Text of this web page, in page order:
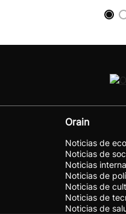
Orain
Noticias de
Noticias de
Noticias
Noticias de
Noticias de
Noticias de
Noticias de